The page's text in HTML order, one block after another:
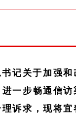
记关于加强和
一步畅通信访
诉求，现将宜